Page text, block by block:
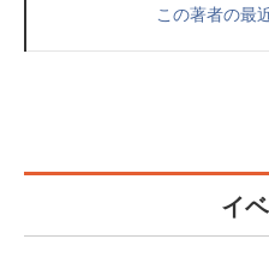
この著者の最
イ